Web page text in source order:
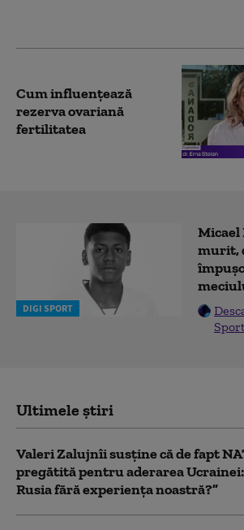
Cum influențează
rezerva ovariană
fertilitatea
DIGI SPORT
Micael
murit,
Ultimele știri
Valeri Zalujnîi susține că de fapt
pregătită pentru aderarea
Rusia fără experiența noastră?”